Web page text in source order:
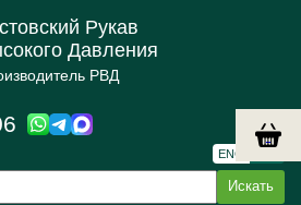
Рукав
Давления
РВД
ENG